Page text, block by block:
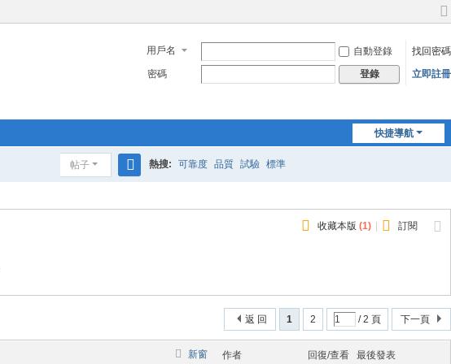
切
到
寬
用戶名 自動登錄
找回密碼
密碼
登錄 立即註冊
快捷導航
帖子
索
熱搜: 可靠度 品質 試驗 標準
收藏本版 (1) 訂閱
1 2 / 2 頁 下一頁
返 回
新窗 作者 回復/查看 最後發表